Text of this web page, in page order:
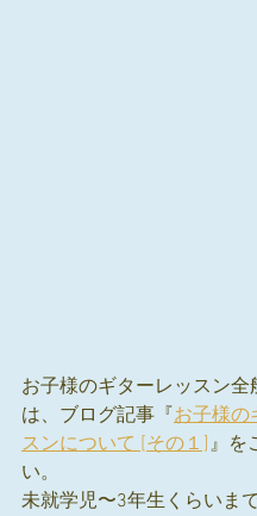
お子様のギターレッスン全
は、ブログ記事『 お子様の
スンについて [その１]』を
い。
未就学児〜3年生くらいま